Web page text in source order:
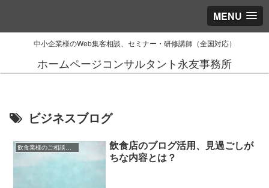
MENU
中小企業様のWeb集客相談、セミナー・研修講師（全国対応）
ホームページコンサルタント永友事務所
ビジネスブログ
飲食業様のご相談事例
飲食店のブログ活用、見過ごしが
ちな内容とは？